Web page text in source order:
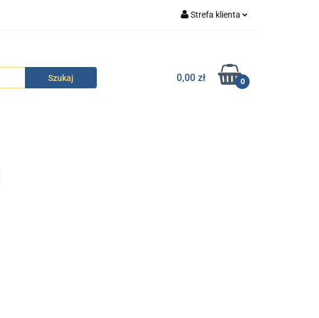
Strefa klienta
Zarejestruj się
Dodaj zgłoszenie
0,00 zł 0